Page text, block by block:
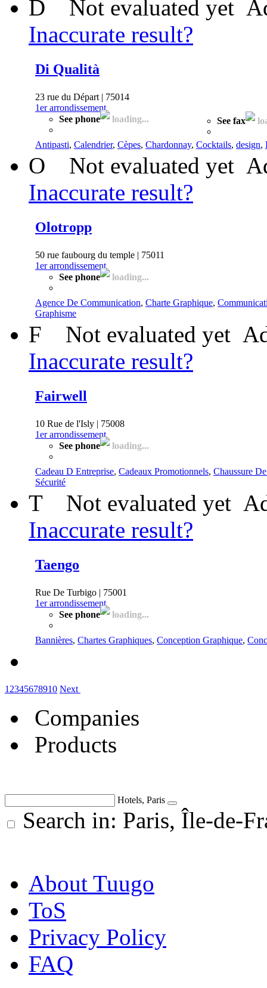
D Not evaluated yet
Inaccurate result?
Di Qualità
23 rue du Départ | 75014
1er arrondissement
See phone
loading... See fax
Antipasti, Calendrier, Cèpes, Chardonnay, Cocktails, design,
O Not evaluated yet
Inaccurate result?
Olotropp
50 rue faubourg du temple | 75011
1er arrondissement
See phone
loading...
Agence De Communication, Charte Graphique,
Graphisme
F Not evaluated yet
Inaccurate result?
Fairwell
10 Rue de l'Isly | 75008
1er arrondissement
See phone
loading...
Cadeau D Entreprise, Cadeaux Promotionnels, Chaussure
Sécurité
T Not evaluated yet
Inaccurate result?
Taengo
Rue De Turbigo | 75001
1er arrondissement
See phone
loading...
Bannières, Chartes Graphiques, Conception Graphique,
1 2345678910 Next
Companies
Products
Hotels, Paris
Search in: Paris, Île-de-
About Tuugo
ToS
Privacy Policy
FAQ